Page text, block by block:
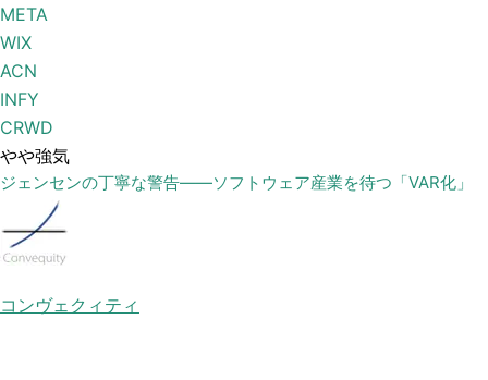
META
WIX
ACN
INFY
CRWD
やや強気
ジェンセンの丁寧な警告——ソフトウェア産業を待つ「VAR化」
コンヴェクィティ